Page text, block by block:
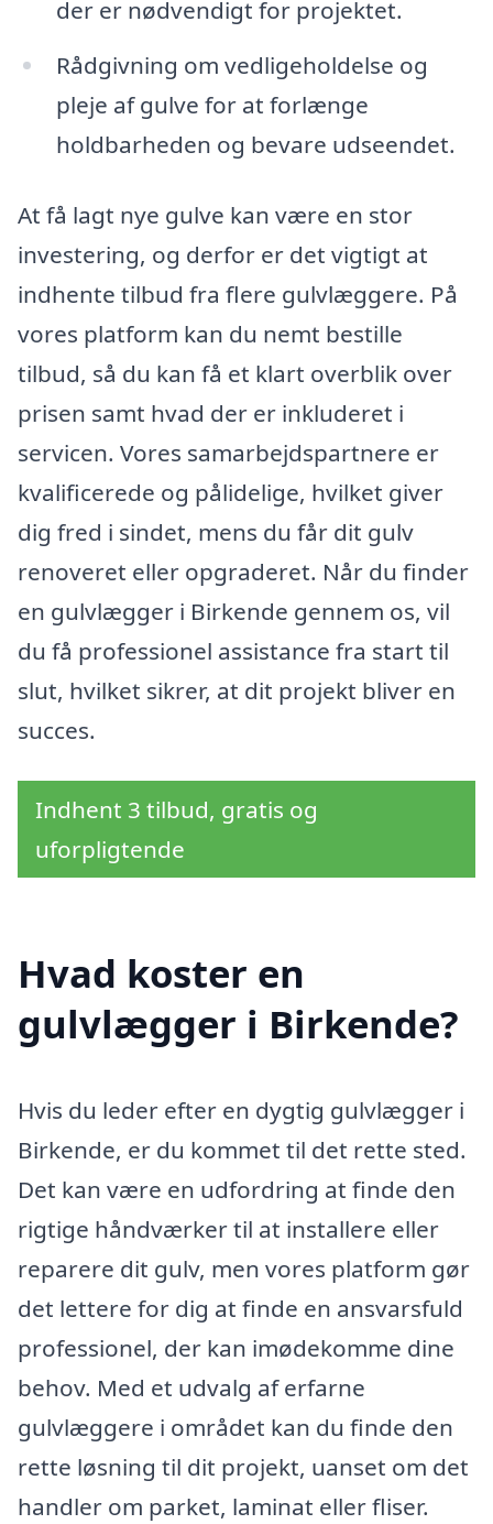
der er nødvendigt for projektet.
Rådgivning om vedligeholdelse og
pleje af gulve for at forlænge
holdbarheden og bevare udseendet.
At få lagt nye gulve kan være en stor
investering, og derfor er det vigtigt at
indhente tilbud fra flere gulvlæggere. På
vores platform kan du nemt bestille
tilbud, så du kan få et klart overblik over
prisen samt hvad der er inkluderet i
servicen. Vores samarbejdspartnere er
kvalificerede og pålidelige, hvilket giver
dig fred i sindet, mens du får dit gulv
renoveret eller opgraderet. Når du finder
en gulvlægger i Birkende gennem os, vil
du få professionel assistance fra start til
slut, hvilket sikrer, at dit projekt bliver en
succes.
Indhent 3 tilbud, gratis og
uforpligtende
Hvad koster en
gulvlægger i Birkende?
Hvis du leder efter en dygtig gulvlægger i
Birkende, er du kommet til det rette sted.
Det kan være en udfordring at finde den
rigtige håndværker til at installere eller
reparere dit gulv, men vores platform gør
det lettere for dig at finde en ansvarsfuld
professionel, der kan imødekomme dine
behov. Med et udvalg af erfarne
gulvlæggere i området kan du finde den
rette løsning til dit projekt, uanset om det
handler om parket, laminat eller fliser.